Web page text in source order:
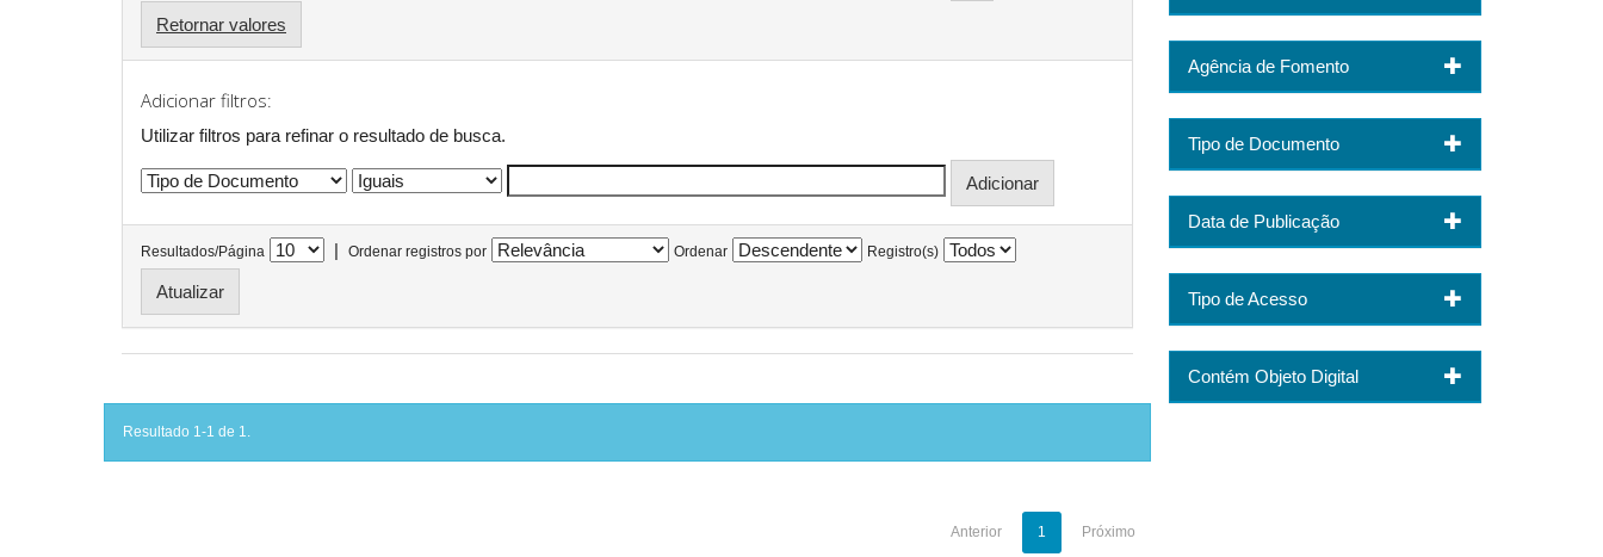
Retornar valores
Adicionar filtros:
Utilizar filtros para refinar o resultado de busca.
Resultados/Página | Ordenar registros por Ordenar Registro(s)
Resultado 1-1 de 1.
Anterior 1 Próximo
Agência de Fomento
Tipo de Documento
Data de Publicação
Tipo de Acesso
Contém Objeto Digital